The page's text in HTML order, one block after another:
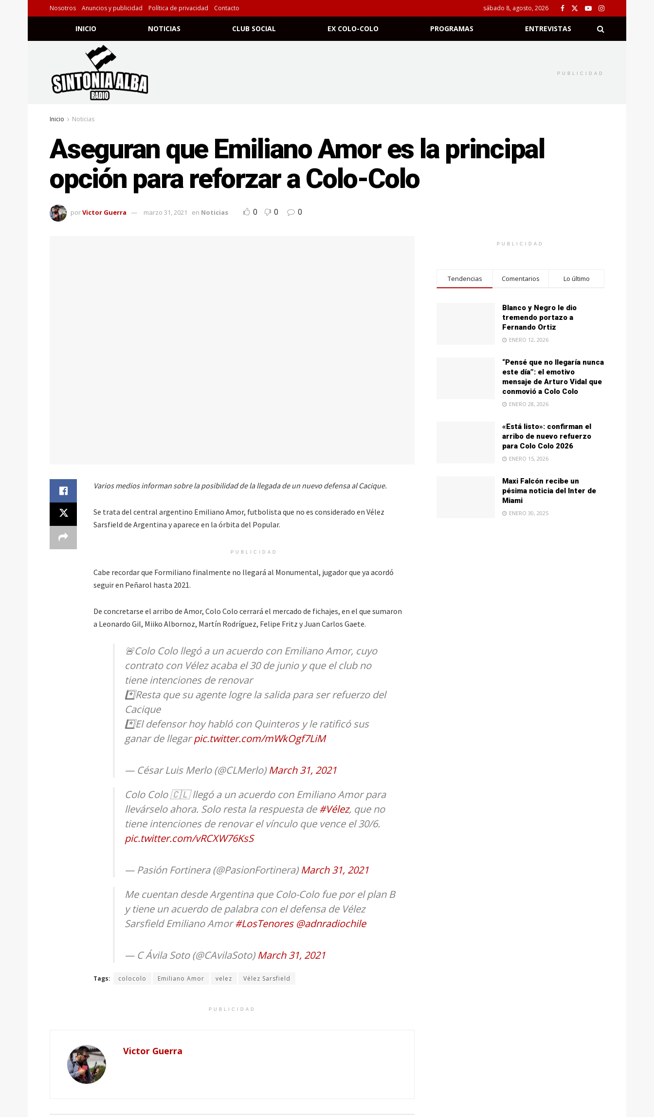
Nosotros Anuncios y publicidad Política de privacidad Contacto sábado 8, agosto, 2026
INICIO NOTICIAS CLUB SOCIAL EX COLO-COLO PROGRAMAS ENTREVISTAS
PUBLICIDAD
Inicio Noticias
Aseguran que Emiliano Amor es la principal
opción para reforzar a Colo-Colo
porVictor Guerra marzo 31, 2021 en Noticias 0 0 0
Varios medios informan sobre la posibilidad de la llegada de un nuevo defensa al Cacique.
Se trata del central argentino Emiliano Amor, futbolista que no es considerado en Vélez
Sarsfield de Argentina y aparece en la órbita del Popular.
PUBLICIDAD
Cabe recordar que Formiliano finalmente no llegará al Monumental, jugador que ya acordó
seguir en Peñarol hasta 2021.
De concretarse el arribo de Amor, Colo Colo cerrará el mercado de fichajes, en el que sumaron
a Leonardo Gil, Miiko Albornoz, Martín Rodríguez, Felipe Fritz y Juan Carlos Gaete.
🚨Colo Colo llegó a un acuerdo con Emiliano Amor, cuyo
contrato con Vélez acaba el 30 de junio y que el club no
tiene intenciones de renovar
*️⃣Resta que su agente logre la salida para ser refuerzo del
Cacique
*️⃣El defensor hoy habló con Quinteros y le ratificó sus
ganar de llegarpic.twitter.com/mWkOgf7LiM
— César Luis Merlo (@CLMerlo) March 31, 2021
Colo Colo 🇨🇱 llegó a un acuerdo con Emiliano Amor para
llevárselo ahora. Solo resta la respuesta de#Vélez, que no
tiene intenciones de renovar el vínculo que vence el 30/6.
pic.twitter.com/vRCXW76KsS
— Pasión Fortinera (@PasionFortinera) March 31, 2021
Me cuentan desde Argentina que Colo-Colo fue por el plan B
y tiene un acuerdo de palabra con el defensa de Vélez
Sarsfield Emiliano Amor#LosTenores @adnradiochile
— C Ávila Soto (@CAvilaSoto) March 31, 2021
Tags: colocolo Emiliano Amor velez Vélez Sarsfield
PUBLICIDAD
Victor Guerra
PUBLICIDAD
Tendencias Comentarios Lo último
Blanco y Negro le dio
tremendo portazo a
Fernando Ortiz
ENERO 12, 2026
“Pensé que no llegaría nunca
este día”: el emotivo
mensaje de Arturo Vidal que
conmovió a Colo Colo
ENERO 28, 2026
«Está listo»: confirman el
arribo de nuevo refuerzo
para Colo Colo 2026
ENERO 15, 2026
Maxi Falcón recibe un
pésima noticia del Inter de
Miami
ENERO 30, 2025